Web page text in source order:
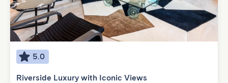
5.0
Riverside Luxury with Iconic Views